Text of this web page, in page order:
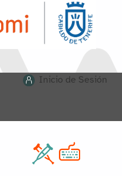
Inicio de Sesión